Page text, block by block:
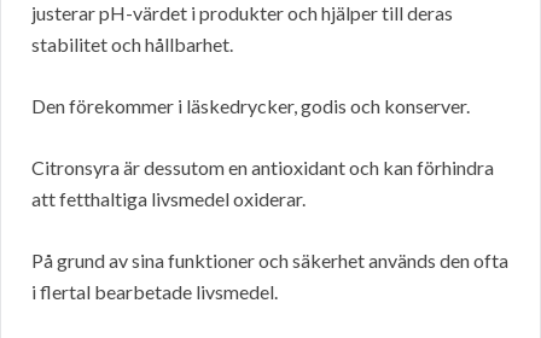
justerar pH-värdet i produkter och hjälper till deras
stabilitet och hållbarhet.
Den förekommer i läskedrycker, godis och konserver.
Citronsyra är dessutom en antioxidant och kan förhindra
att fetthaltiga livsmedel oxiderar.
På grund av sina funktioner och säkerhet används den ofta
i flertal bearbetade livsmedel.